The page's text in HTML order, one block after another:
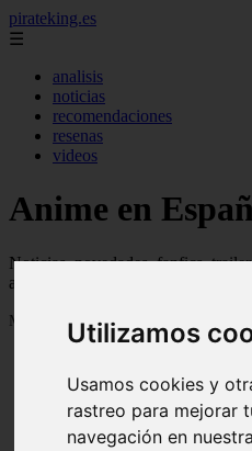
Utilizamos
Usamos cookies y
rastreo para mejorar
navegación en
pirateking.es
☰
analisis
noticias
recomendaciones
resenas
videos
Anime en
Noticias, novedades, fanfics,
anime en español
Mostrando 1 - 24 de 235 artículos